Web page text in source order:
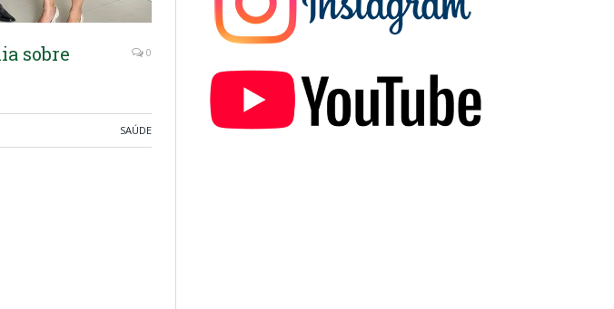
sobre
0
SAÚDE